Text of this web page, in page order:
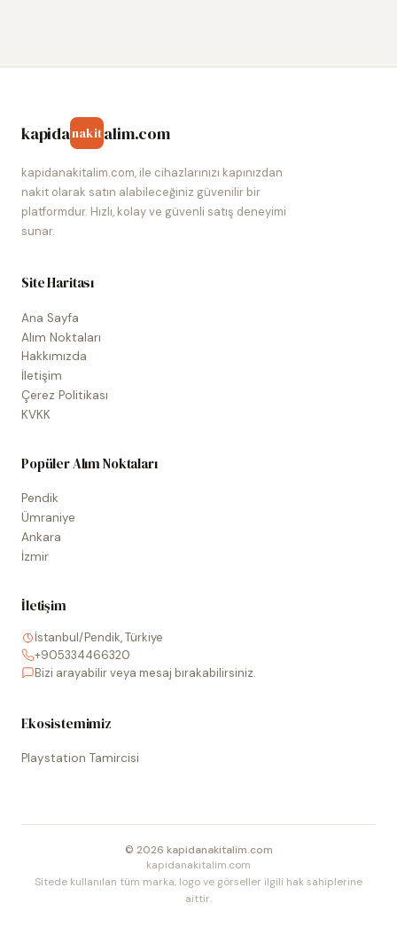
kapidanakitalim.com
kapidanakitalim.com, ile cihazlarınızı kapınızdan
nakit olarak satın alabileceğiniz güvenilir bir
platformdur. Hızlı, kolay ve güvenli satış deneyimi
sunar.
Site Haritası
Ana Sayfa
Alım Noktaları
Hakkımızda
İletişim
Çerez Politikası
KVKK
Popüler Alım Noktaları
Pendik
Ümraniye
Ankara
İzmir
İletişim
İstanbul/Pendik, Türkiye
+905334466320
Bizi arayabilir veya mesaj bırakabilirsiniz.
Ekosistemimiz
Playstation Tamircisi
© 2026 kapidanakitalim.com
kapidanakitalim.com
Sitede kullanılan tüm marka, logo ve görseller ilgili hak sahiplerine
aittir.